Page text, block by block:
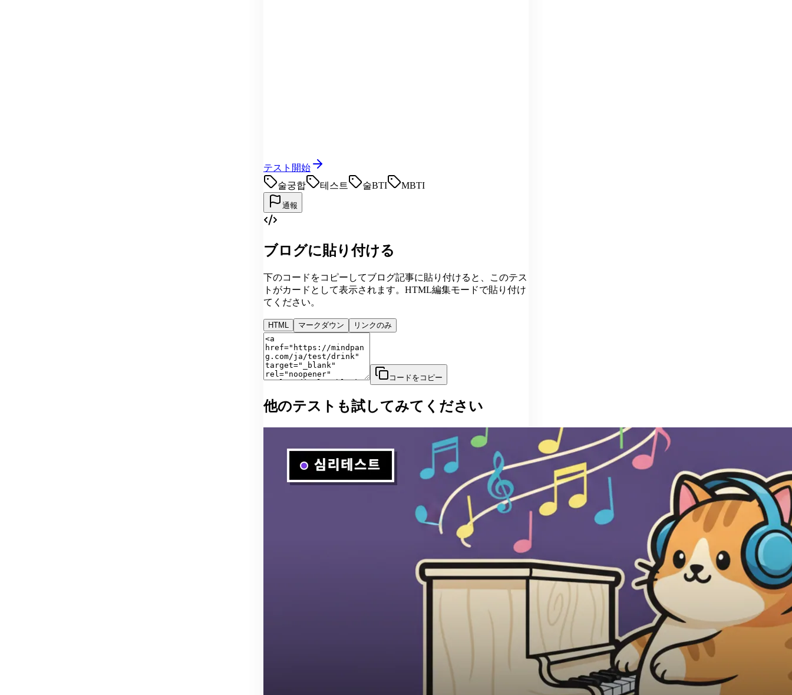
テスト開始
술궁합
테스트 술BTI MBTI
通報
ブログに貼り付ける
下のコードをコピーしてブログ記事に貼り付けると、このテス
トがカードとして表示されます。HTML編集モードで貼り付け
てください。
HTML マークダウン リンクのみ
コードをコピー
他のテストも試してみてください